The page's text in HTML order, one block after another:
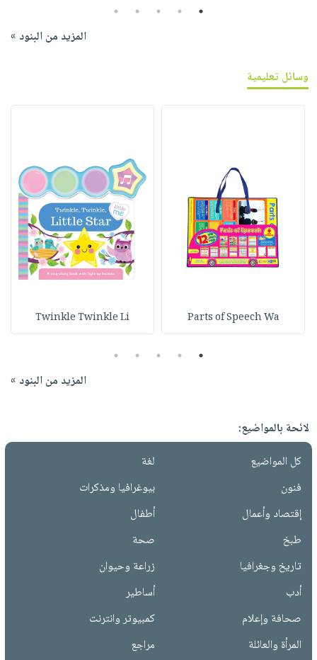
1
2
3
4
5
المزيد من البنود »
وسائل تعليمية
Parts of Speech Wa
Twinkle Twinkle Li
1
2
3
4
5
المزيد من البنود »
لائحة بالمواضيع:
كل المواضيع
لغة
فنون
بيوغرافيا ومذكرات
إقتصاد وأعمال
أطفال
طبخ
صحة
تاريخ وجغرافيا
زراعة وحيوان
أدب
أساطير
صحافة وإعلام
كمبيوتر وانترنت
المرأة والعائلة
مراجع